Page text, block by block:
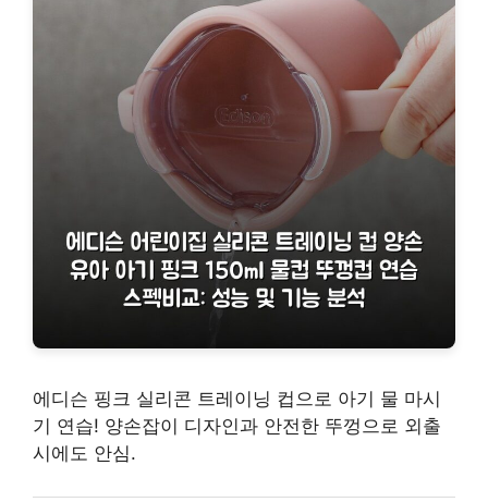
에디슨 핑크 실리콘 트레이닝 컵으로 아기 물 마시
기 연습! 양손잡이 디자인과 안전한 뚜껑으로 외출
시에도 안심.